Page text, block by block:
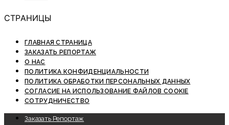
СТРАНИЦЫ
ГЛАВНАЯ СТРАНИЦА
ЗАКАЗАТЬ РЕПОРТАЖ
О НАС
ПОЛИТИКА КОНФИДЕНЦИАЛЬНОСТИ
ПОЛИТИКА ОБРАБОТКИ ПЕРСОНАЛЬНЫХ ДАННЫХ
СОГЛАСИЕ НА ИСПОЛЬЗОВАНИЕ ФАЙЛОВ COOKIE
СОТРУДНИЧЕСТВО
Заказать Репортаж